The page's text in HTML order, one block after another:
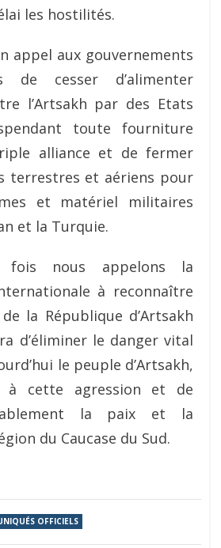
les hostilités.
appel aux gouvernements
cesser d’alimenter
l’Artsakh par des Etats
toute fourniture
alliance et de fermer
terrestres et aériens pour
et matériel militaires
et la Turquie.
fois nous appelons la
à reconnaître
de la République d’Artsakh
d’éliminer le danger vital
le peuple d’Artsakh,
cette agression et de
la paix et la
du Caucase du Sud.
OFFICIELS